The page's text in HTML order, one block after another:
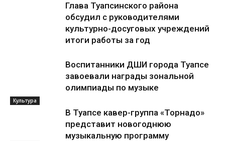
Культура
Глава Туапсинского района
обсудил с руководителями
культурно-досуговых учреждений
итоги работы за год
Воспитанники ДШИ города Туапсе
завоевали награды зональной
олимпиады по музыке
В Туапсе кавер-группа «Торнадо»
представит новогоднюю
музыкальную программу